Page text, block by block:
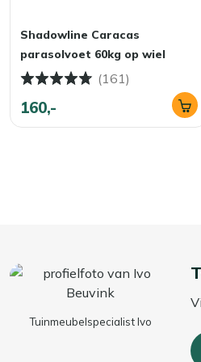
Shadowline Caracas
parasolvoet 60kg op wiel
(161)
160,-
Tuinmeubelspecialist Ivo